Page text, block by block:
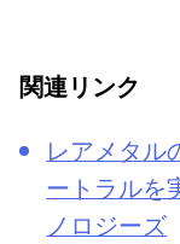
関連リンク
レアメタル
ートラルを
ノロジーズ